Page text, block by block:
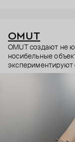
OMUT
OMUT создают не
носибельные
экспериментируют
украшений (цепи –
результате
неожиданными
сердца и серьги-
музыкальные
Сухарев, Андрей
Эксклюзивно для